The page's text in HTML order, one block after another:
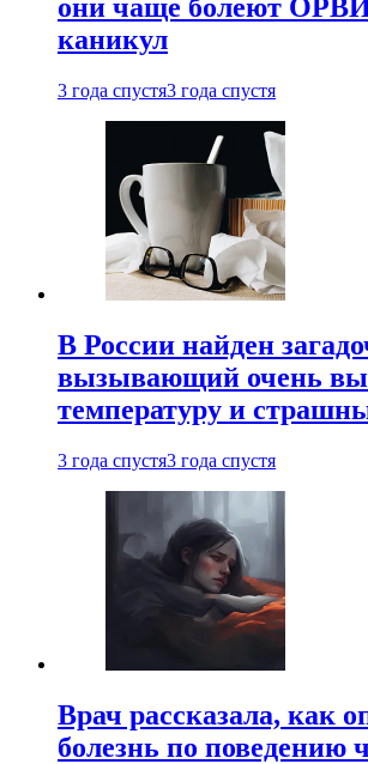
они чаще болеют
каникул
3 года спустя3 года спустя
В России найден
вызывающий очень
температуру и
3 года спустя3 года спустя
Врач рассказала, как
болезнь по поведению